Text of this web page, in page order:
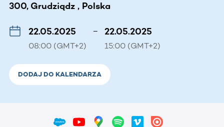
300, Grudziądz , Polska
22.05.2025
08:00 (GMT+2)
– 22.05.2025
15:00 (GMT+2)
DODAJ DO KALENDARZA